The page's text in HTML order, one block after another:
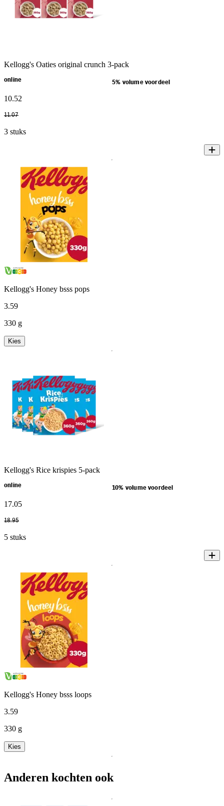
Kellogg's Oaties original crunch 3-pack
online 5% volume voordeel
10.52
11.07
3 stuks
Kellogg's Honey bsss pops
3.59
330 g
Kies
Kellogg's Rice krispies 5-pack
online 10% volume voordeel
17.05
18.95
5 stuks
Kellogg's Honey bsss loops
3.59
330 g
Kies
Anderen kochten ook